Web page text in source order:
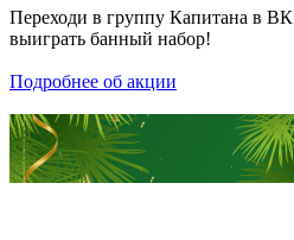
Переходи в группу Капитана в ВК
выиграть банный набор!
Подробнее об акции